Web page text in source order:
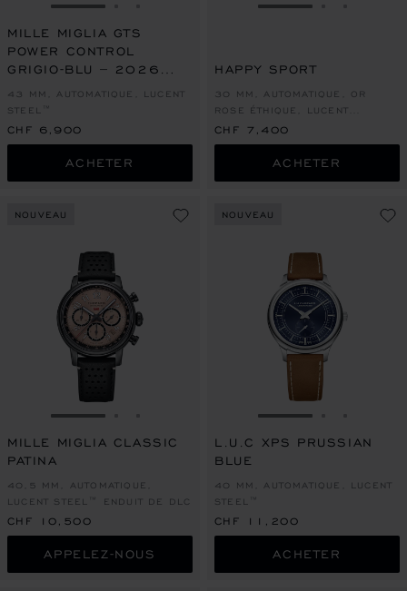
ALLER À LA DIAPOSITIVE 1
ALLER À LA DIAPOSITIVE 2
ALLER À LA DIAPOSITIVE 3
MILLE MIGLIA GTS
POWER CONTROL
GRIGIO-BLU – 2026
43 MM, AUTOMATIQUE, LUCENT
STEEL™
CHF 6,900
ACHETER
ALLER À LA
HAPPY SPORT
30 MM, AUTOMATIQUE, OR
ROSE ÉTHIQUE, LUCENT
STEEL™, DIAMANTS
CHF 7,400
ACHETER
NOUVEAU
ALLER À LA DIAPOSITIVE 1
ALLER À LA DIAPOSITIVE 2
ALLER À LA DIAPOSITIVE 3
MILLE MIGLIA CLASSIC
PATINA
40,5 MM, AUTOMATIQUE,
LUCENT STEEL™ ENDUIT DE DLC
CHF 10,500
APPELEZ-NOUS
NOUVEAU
ALLER À LA
L.U.C XPS PRUSSIAN
BLUE
40 MM, AUTOMATIQUE, LUCENT
STEEL™
CHF 11,200
ACHETER